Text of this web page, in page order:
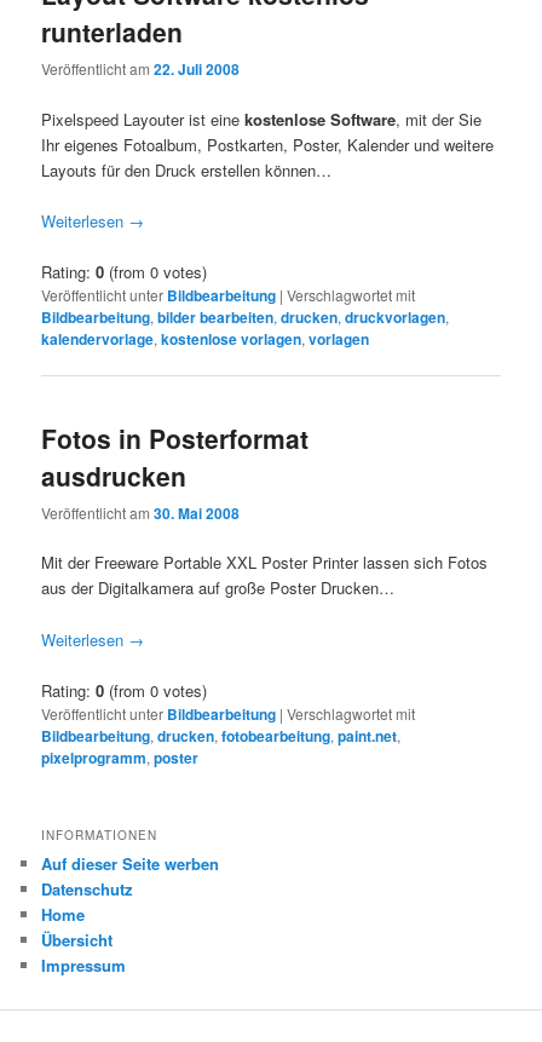
runterladen
Veröffentlicht am22. Juli 2008
Pixelspeed Layouter ist einekostenlose Software, mit der Sie
Ihr eigenes Fotoalbum, Postkarten, Poster, Kalender und weitere
Layouts für den Druck erstellen können…
Weiterlesen →
Rating:0 (from 0 votes)
Veröffentlicht unter Bildbearbeitung |Verschlagwortet mit
Bildbearbeitung,bilder bearbeiten,drucken,druckvorlagen,
kalendervorlage,kostenlose vorlagen,vorlagen
Fotos in Posterformat
ausdrucken
Veröffentlicht am30. Mai 2008
Mit der Freeware Portable XXL Poster Printer lassen sich Fotos
aus der Digitalkamera auf große Poster Drucken…
Weiterlesen →
Rating:0 (from 0 votes)
Veröffentlicht unter Bildbearbeitung |Verschlagwortet mit
Bildbearbeitung,drucken,fotobearbeitung,paint.net,
pixelprogramm,poster
INFORMATIONEN
Auf dieser Seite werben
Datenschutz
Home
Übersicht
Impressum